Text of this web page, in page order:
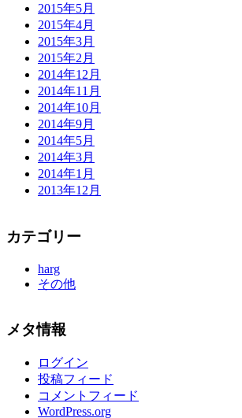
2015年5月
2015年4月
2015年3月
2015年2月
2014年12月
2014年11月
2014年10月
2014年9月
2014年5月
2014年3月
2014年1月
2013年12月
カテゴリー
harg
その他
メタ情報
ログイン
投稿フィード
コメントフィード
WordPress.org